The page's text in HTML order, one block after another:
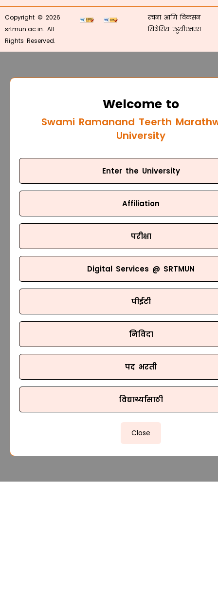
Copyright © 2026
srtmun.ac.in. All
Rights Reserved.
रचना आणि विकसन
सिंथेसिस एडुसीएमएस
Welcome to
Swami Ramanand Teerth
University
Enter the University
Affiliation
परीक्षा
Digital Services @ SRTMUN
पीईटी
निविदा
पद भरती
विद्यार्थ्यांसाठी
Close